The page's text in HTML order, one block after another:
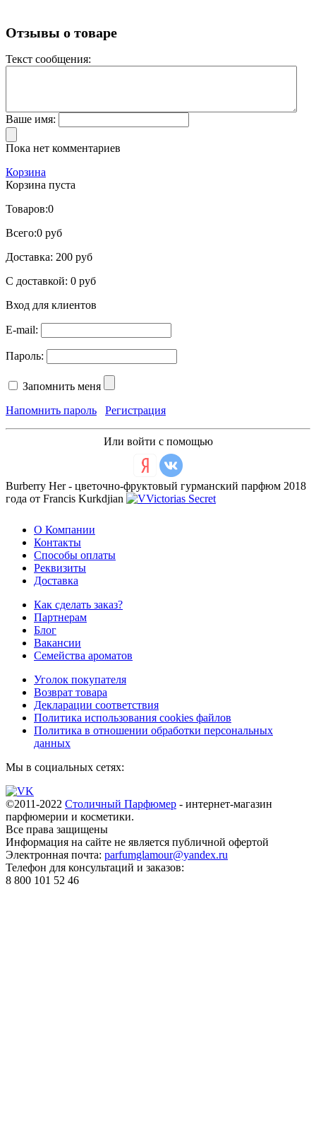
Отзывы о товаре
Текст сообщения:
Ваше имя:
Пока нет комментариев
Корзина
Корзина пуста
Товаров:0
Всего:0 руб
Доставка: 200 руб
С доставкой: 0 руб
Вход для клиентов
E-mail:
Пароль:
Запомнить меня
Напомнить пароль
Регистрация
Или войти с помощью
Burberry Her - цветочно-фруктовый гурманский парфюм 2018
года от Francis Kurkdjian
О Компании
Контакты
Способы оплаты
Реквизиты
Доставка
Как сделать заказ?
Партнерам
Блог
Вакансии
Семейства ароматов
Уголок покупателя
Возврат товара
Декларации соответствия
Политика использования cookies файлов
Политика в отношении обработки персональных
данных
Мы в социальных сетях:
©2011-2022 Столичный Парфюмер - интернет-магазин
парфюмерии и косметики.
Все права защищены
Информация на сайте не является публичной офертой
Электронная почта: parfumglamour@yandex.ru
Телефон для консультаций и заказов:
8 800 101 52 46